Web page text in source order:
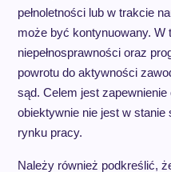
pełnoletności lub w trakcie
może być kontynuowany.
niepełnosprawności oraz
powrotu do aktywności
sąd. Celem jest
obiektywnie nie jest w
rynku pracy.
Należy również podkreślić,